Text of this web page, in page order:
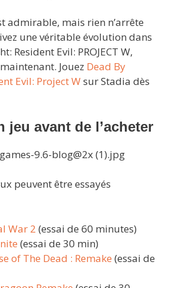
admirable, mais rien n’arrête
une véritable évolution dans
Resident Evil: PROJECT W,
Jouez Dead By
Evil: Project Wsur Stadia dès
jeu avant de l’acheter
peuvent être essayés
War 2 (essai de 60 minutes)
(essai de 30 min)
of The Dead : Remake (essai de